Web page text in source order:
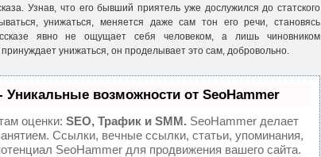
Узнав, что его бывший приятель уже дослужился до статского
унижаться, меняется даже сам тон его речи, становясь
явно не ощущает себя человеком, а лишь чиновником
унижаться, он проделывает это сам, добровольно.
возможности от SeoHammer
оценки: SEO, Трафик и SMM. SeoHammer делает
Ссылки, вечные ссылки, статьи, упоминания,
SeoHammer для продвижения вашего сайта.